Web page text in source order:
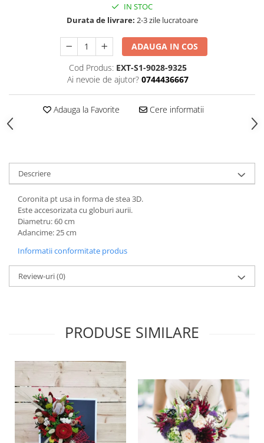
Buchete extravagante
HOME & OFFICE Deco
IN STOC
Durata de livrare: 2-3 zile lucratoare
ADAUGA IN COS
Cod Produs: EXT-S1-9028-9325
Ai nevoie de ajutor? 0744436667
Adauga la Favorite Cere informatii
Descriere
Coronita pt usa in forma de stea 3D.
Este accesorizata cu globuri aurii.
Diametru: 60 cm
Adancime: 25 cm
Informatii conformitate produs
Review-uri(0)
PRODUSE SIMILARE